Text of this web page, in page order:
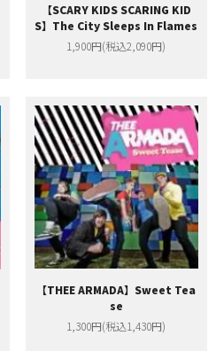
【SCARY KIDS SCARING KID
S】The City Sleeps In Flames
1,900円(税込2,090円)
【THEE ARMADA】Sweet Tea
se
1,300円(税込1,430円)